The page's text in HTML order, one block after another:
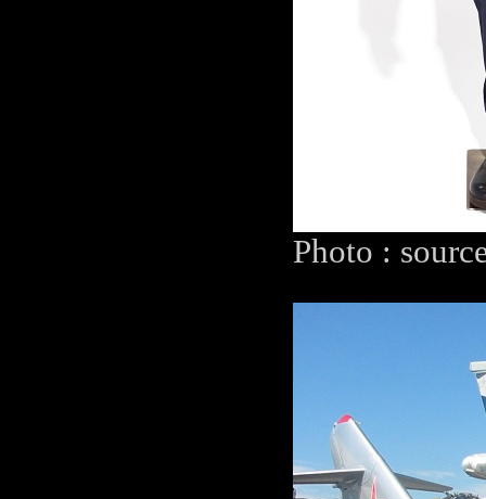
Photo :